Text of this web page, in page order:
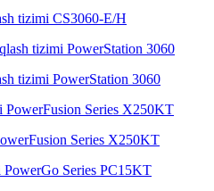
tizimi CS3060-E/H
tizimi PowerStation 3060
Series X250KT